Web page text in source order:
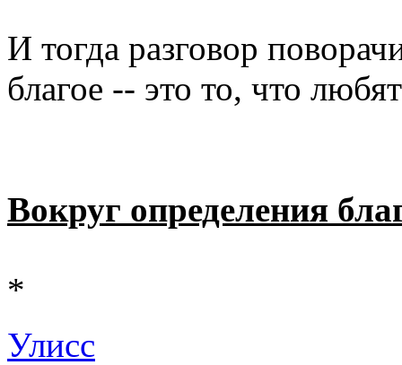
И тогда разговор
благое -- это то, что
Вокруг определения
*
Улисс